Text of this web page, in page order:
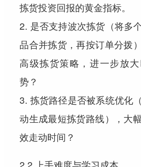
拣货投资回报的黄金指标。
2. 是否支持波次拣货（将多
品合并拣货，再按订单分拨
高级拣货策略，进一步放
势？
3. 拣货路径是否被系统优化
动生成最短拣货路线），大
效走动时间？